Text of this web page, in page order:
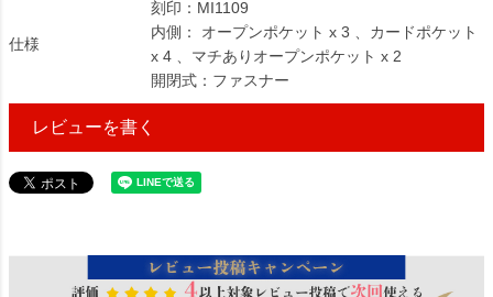
仕様
刻印：MI1109
内側： オープンポケット x 3 、カードポケット
x 4 、マチありオープンポケット x 2
開閉式：ファスナー
レビューを書く